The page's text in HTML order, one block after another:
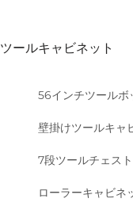
ツールキャビネット
56インチツールボ
壁掛けツールキャ
7段ツールチェスト
ローラーキャビネ